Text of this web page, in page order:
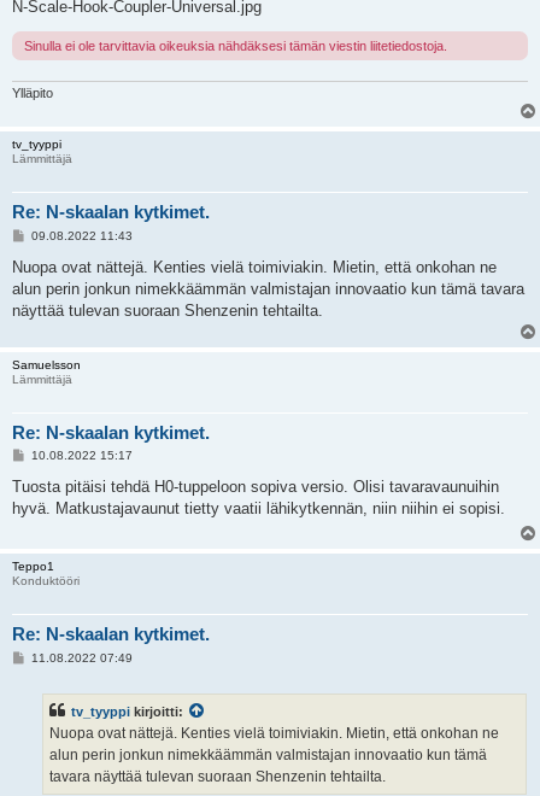
N-Scale-Hook-Coupler-Universal.jpg
Sinulla ei ole tarvittavia oikeuksia nähdäksesi tämän viestin liitetiedostoja.
Ylläpito
tv_tyyppi
Lämmittäjä
Re: N-skaalan kytkimet.
V
e
t
i
09.08.2022 11:43
Nuopa ovat nättejä. Kenties vielä toimiviakin. Mietin, että onkohan ne
alun perin jonkun nimekkäämmän valmistajan innovaatio kun tämä tavara
näyttää tulevan suoraan Shenzenin tehtailta.
Samuelsson
Lämmittäjä
Re: N-skaalan kytkimet.
V
e
t
10.08.2022 15:17
Tuosta pitäisi tehdä H0-tuppeloon sopiva versio. Olisi tavaravaunuihin
hyvä. Matkustajavaunut tietty vaatii lähikytkennän, niin niihin ei sopisi.
Teppo1
Konduktööri
Re: N-skaalan kytkimet.
V11.08.2022 07:49
tv_tyyppi kirjoitti:
Nuopa ovat nättejä. Kenties vielä toimiviakin. Mietin, että onkohan ne
alun perin jonkun nimekkäämmän valmistajan innovaatio kun tämä
tavara näyttää tulevan suoraan Shenzenin tehtailta.